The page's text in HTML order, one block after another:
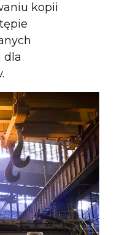
kopii
dla